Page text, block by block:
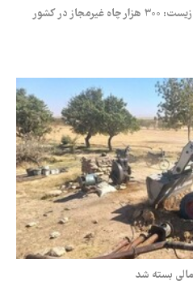
مشاور رئیس سازمان حفاظت محیط زیست: ۳۰۰ هزار چاه غیرمجاز در کشور